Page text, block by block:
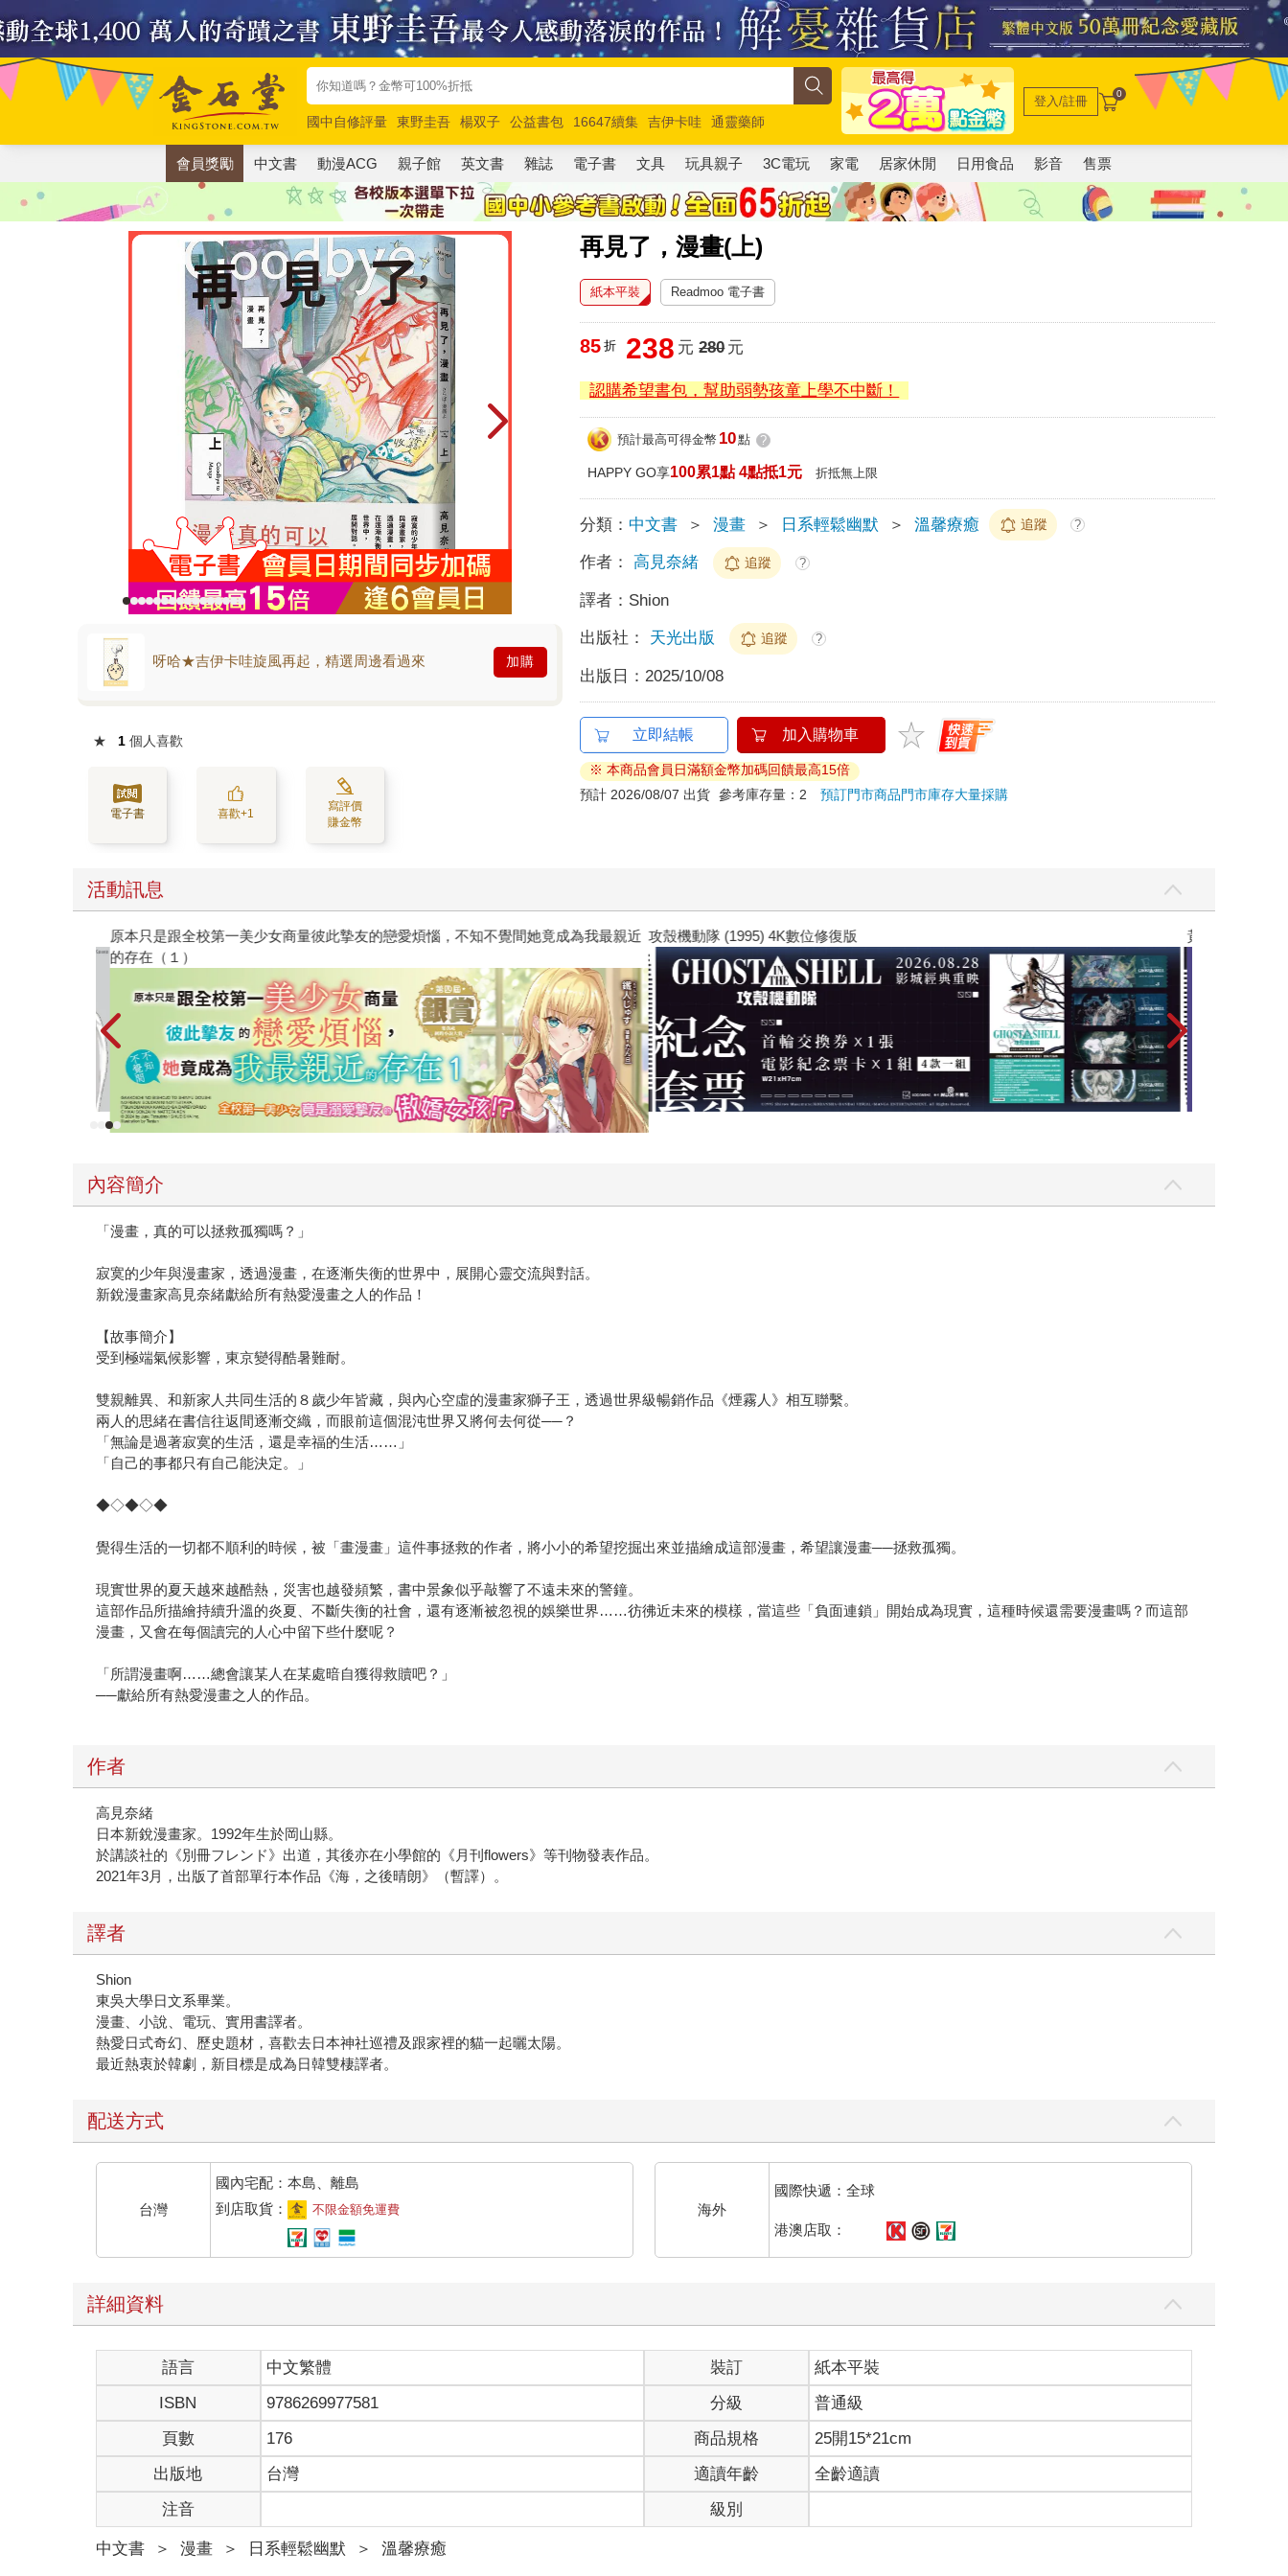
國中自修評量 東野圭吾 楊双子 公益書包 16647續集 吉伊卡哇
通靈藥師
唯紅花綻放
奧德賽 路邊攤新作 馬斯克 玩具總動員5 超慢跑
登入/註冊 0
會員獎勵 中文書 動漫ACG 親子館 英文書 雜誌 電子書 文具 玩具親子 3C電玩 家電 居家休閒 日用食品 影音 售票
再見了，漫畫(上)
呀哈★吉伊卡哇旋風再起，精選周邊看過來 加購
★ 1 個人喜歡
電子書 喜歡+1
寫評價
賺金幣
紙本平裝 Readmoo 電子書
85 折 238 元 280元
認購希望書包，幫助弱勢孩童上學不中斷！
預計最高可得金幣 10點 ?
HAPPY GO享100累1點 4點抵1元 折抵無上限
分類： 中文書 ＞ 漫畫 ＞ 日系輕鬆幽默 ＞ 溫馨療癒 追蹤 ?
作者： 高見奈緒 追蹤 ?
譯者： Shion
出版社： 天光出版 追蹤 ?
出版日： 2025/10/08
立即結帳 加入購物車
※ 本商品會員日滿額金幣加碼回饋最高15倍
預計 2026/08/07 出貨 參考庫存量：2預訂門市商品門市庫存大量採購
活動訊息
原本只是跟全校第一美少女商量彼此摯友的戀愛煩惱，不知不覺間她竟成為我最親近
的存在（１）
攻殼機動隊 (1995) 4K數位修復版 黃色書刊回來
內容簡介
「漫畫，真的可以拯救孤獨嗎？」
寂寞的少年與漫畫家，透過漫畫，在逐漸失衡的世界中，展開心靈交流與對話。
新銳漫畫家高見奈緒獻給所有熱愛漫畫之人的作品！
【故事簡介】
受到極端氣候影響，東京變得酷暑難耐。
雙親離異、和新家人共同生活的８歲少年皆藏，與內心空虛的漫畫家獅子王，透過世界級暢銷作品《煙霧人》相互聯繫。
兩人的思緒在書信往返間逐漸交織，而眼前這個混沌世界又將何去何從──？
「無論是過著寂寞的生活，還是幸福的生活……」
「自己的事都只有自己能決定。」
◆◇◆◇◆
覺得生活的一切都不順利的時候，被「畫漫畫」這件事拯救的作者，將小小的希望挖掘出來並描繪成這部漫畫，希望讓漫畫──拯救孤獨。
現實世界的夏天越來越酷熱，災害也越發頻繁，書中景象似乎敲響了不遠未來的警鐘。
這部作品所描繪持續升溫的炎夏、不斷失衡的社會，還有逐漸被忽視的娛樂世界……彷彿近未來的模樣，當這些「負面連鎖」開始成為現實，這種時候還需要漫畫嗎？而這部
漫畫，又會在每個讀完的人心中留下些什麼呢？
「所謂漫畫啊……總會讓某人在某處暗自獲得救贖吧？」
──獻給所有熱愛漫畫之人的作品。
作者
高見奈緒
日本新銳漫畫家。1992年生於岡山縣。
於講談社的《別冊フレンド》出道，其後亦在小學館的《月刊flowers》等刊物發表作品。
2021年3月，出版了首部單行本作品《海，之後晴朗》（暫譯）。
譯者
Shion
東吳大學日文系畢業。
漫畫、小說、電玩、實用書譯者。
熱愛日式奇幻、歷史題材，喜歡去日本神社巡禮及跟家裡的貓一起曬太陽。
最近熱衷於韓劇，新目標是成為日韓雙棲譯者。
配送方式
台灣
國內宅配：本島、離島
到店取貨：
不限金額免運費 海外
國際快遞：全球
港澳店取：
詳細資料
語言 中文繁體 裝訂
紙本平裝
ISBN
9786269977581 分級
普通級
頁數
176 商品規格
25開15*21cm
出版地
台灣 適讀年齡
全齡適讀
注音
級別
中文書 ＞ 漫畫 ＞ 日系輕鬆幽默 ＞ 溫馨療癒